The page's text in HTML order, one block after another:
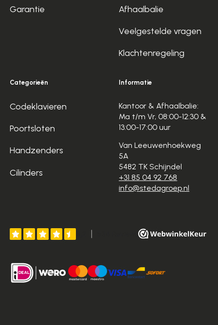
Garantie Afhaalbalie
Veelgestelde vragen
Klachtenregeling
Categorieën
Codeklavieren
Poortsloten
Handzenders
Cilinders
Informatie
Kantoor & Afhaalbalie:
Ma t/m Vr, 08:00-12:30 &
13:00-17:00 uur
Van Leeuwenhoekweg
5A
5482 TK Schijndel
+31 85 04 92 768
info@stedagroep.nl